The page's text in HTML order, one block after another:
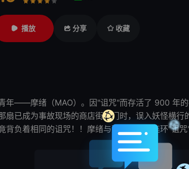
很差
较差还行推荐
力荐
播放 分享 收藏
青年——摩绪 （MAO）。因"诅咒"而存活了 900 年
扇已成为事故现场的商店街大门时，误入妖怪横行
负着相同的诅咒！！ 摩绪与菜花将直面连环"诅咒